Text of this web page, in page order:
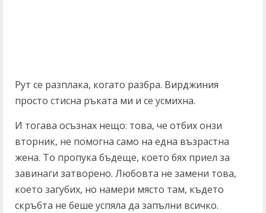
Рут се разплака, когато разбра. Вирджиния
просто стисна ръката ми и се усмихна.
И тогава осъзнах нещо: това, че отбих онзи
вторник, не помогна само на една възрастна
жена. То пропука бъдеще, което бях приел за
завинаги затворено. Любовта не замени това,
което загубих, но намери място там, където
скръбта не беше успяла да запълни всичко.